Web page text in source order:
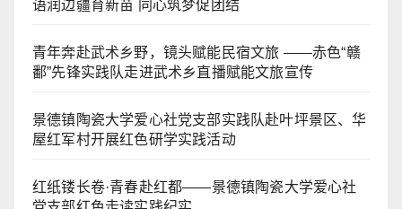
语润边疆育新苗 同心筑梦促团结
青年奔赴武术乡野，镜头赋能民宿文旅 ——赤色“赣
鄱”先锋实践队走进武术乡直播赋能文旅宣传
景德镇陶瓷大学爱心社党支部实践队赴叶坪景区、华
屋红军村开展红色研学实践活动
红纸镂长卷·青春赴红都——景德镇陶瓷大学爱心社